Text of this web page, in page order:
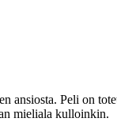
ansiosta. Peli on
mieliala kulloinkin.